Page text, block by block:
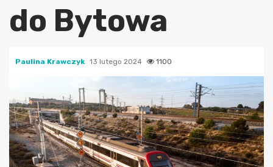
do Bytowa
Paulina Krawczyk 13 lutego 2024 1100